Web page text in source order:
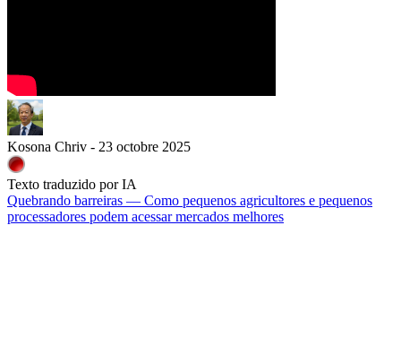
Kosona Chriv - 23 octobre 2025
Texto traduzido por IA
Quebrando barreiras — Como pequenos agricultores e pequenos
processadores podem acessar mercados melhores